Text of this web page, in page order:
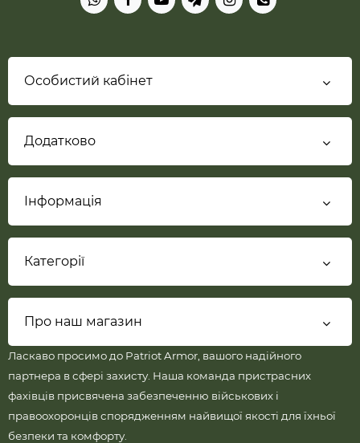
Особистий кабінет
Додатково
Інформація
Категорії
Про наш магазин
Ласкаво просимо до Patriot Armor, вашого надійного
партнера в сфері захисту. Наша команда пристрасних
фахівців присвячена забезпеченню військових і
правоохоронців спорядженням найвищої якості для їхньої
безпеки та комфорту.